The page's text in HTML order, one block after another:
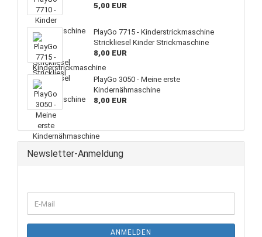
5,00 EUR
PlayGo 7715 - Kinderstrickmaschine
Strickliesel Kinder Strickmaschine
8,00 EUR
PlayGo 3050 - Meine erste
Kindernähmaschine
8,00 EUR
Newsletter-Anmeldung
ANMELDEN